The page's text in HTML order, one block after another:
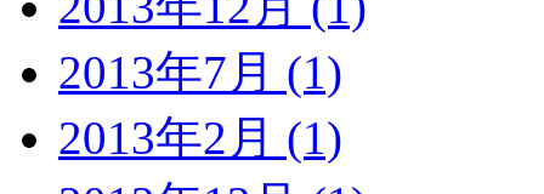
2013年7月 (1)
2013年2月 (1)